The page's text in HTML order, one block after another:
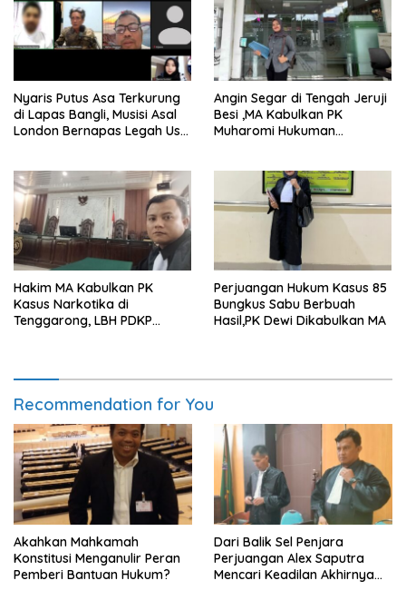
Nyaris Putus Asa Terkurung
di Lapas Bangli, Musisi Asal
London Bernapas Legah Usai
Angin Segar di Tengah Jeruji
Besi ,MA Kabulkan PK
Muharomi Hukuman
Hakim MA Kabulkan PK
Kasus Narkotika di
Tenggarong, LBH PDKP
Perjuangan Hukum Kasus 85
Bungkus Sabu Berbuah
Hasil,PK Dewi Dikabulkan MA
Recommendation for You
Akahkan Mahkamah
Konstitusi Menganulir Peran
Pemberi Bantuan Hukum?
Dari Balik Sel Penjara
Perjuangan Alex Saputra
Mencari Keadilan Akhirnya